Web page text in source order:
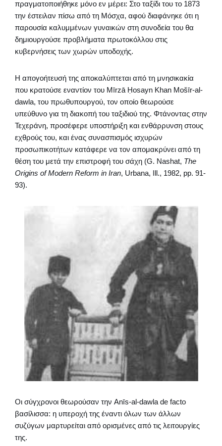
πραγματοποιήθηκε μόνο εν μέρει: Στο ταξίδι του το 1873
την έστειλαν πίσω από τη Μόσχα, αφού διαφάνηκε ότι η
παρουσία καλυμμένων γυναικών στη συνοδεία του θα
δημιουργούσε προβλήματα πρωτοκόλλου στις
κυβερνήσεις των χωρών υποδοχής.
Η απογοήτευσή της αποκαλύπτεται από τη μνησικακία
που κρατούσε εναντίον του Mīrzā Ḥosayn Khan Mošīr-al-
dawla, του πρωθυπουργού, τον οποίο θεωρούσε
υπεύθυνο για τη διακοπή του ταξιδιού της. Φτάνοντας στην
Τεχεράνη, προσέφερε υποστήριξη και ενθάρρυνση στους
εχθρούς του, και ένας συνασπισμός ισχυρών
προσωπικοτήτων κατάφερε να τον απομακρύνει από τη
θέση του μετά την επιστροφή του σάχη (G. Nashat, The
Origins of Modern Reform in Iran, Urbana, Ill., 1982, pp. 91-
93).
Οι σύγχρονοι θεωρούσαν την Anīs-al-dawla de facto
βασίλισσα: η υπεροχή της έναντι όλων των άλλων
συζύγων μαρτυρείται από ορισμένες από τις λειτουργίες
της.